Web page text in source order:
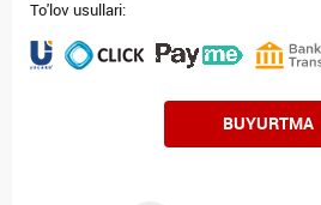
To'lov usullari:
BUYURTMA